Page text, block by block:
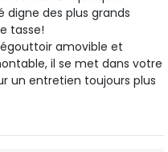
au +33 1 76 39 04
à café à grain
digne des plus grands
tasse!
amovible et
il se met dans votre
un entretien toujours plus